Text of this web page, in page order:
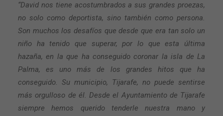
“David nos tiene acostumbrados a sus grandes proezas,
no solo como deportista, sino también como persona.
Son muchos los desafíos que desde que era tan solo un
niño ha tenido que superar, por lo que esta última
hazaña, en la que ha conseguido coronar la isla de La
Palma, es uno más de los grandes hitos que ha
conseguido. Su municipio, Tijarafe, no puede sentirse
más orgulloso de él. Desde el Ayuntamiento de Tijarafe
siempre hemos querido tenderle nuestra mano y